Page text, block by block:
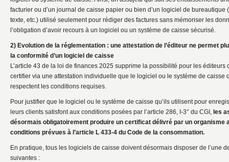
facturier ou d’un journal de caisse papier ou bien d’un logiciel de bureautique
texte, etc.) utilisé seulement pour rédiger des factures sans mémoriser les
l’obligation d’avoir recours à un logiciel ou un système de caisse sécurisé.
2) Evolution de la réglementation : une attestation de l’éditeur ne permet
la conformité d’un logiciel de caisse
L’article 43 de la loi de finances 2025 supprime la possibilité pour les éditeurs
certifier via une attestation individuelle que le logiciel ou le système de caisse
respectent les conditions requises.
Pour justifier que le logiciel ou le système de caisse qu’ils utilisent pour
leurs clients satisfont aux conditions posées par l’article 286, I-3° du CGI, les
désormais obligatoirement produire un certificat délivré par un organisme
conditions prévues à l’article L 433-4 du Code de la consommation.
En pratique, tous les logiciels de caisse doivent désormais disposer de l’une
suivantes :